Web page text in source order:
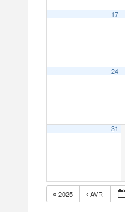
17
24
31
2025 AVR